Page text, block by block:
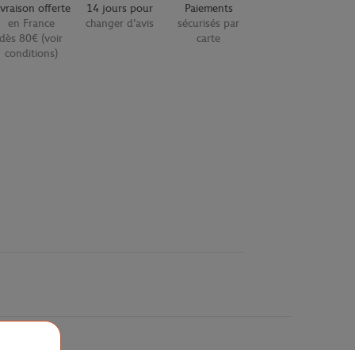
offerte
en France
dès 80€ (voir
conditions)
14 jours pour
changer d'avis
Paiements
sécurisés par
carte